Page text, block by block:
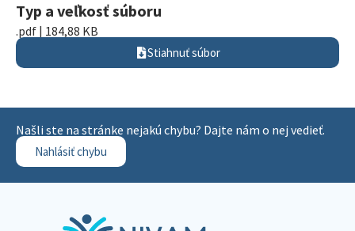
Typ a veľkosť súboru
.pdf | 184,88 KB
Stiahnuť súbor
Našli ste na stránke nejakú chybu? Dajte nám o nej vedieť.
Nahlásiť chybu